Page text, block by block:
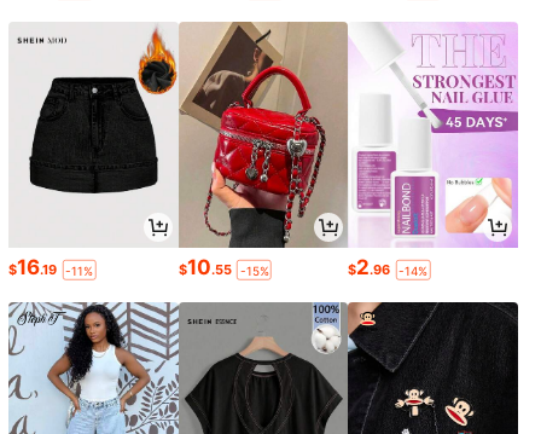
$16.19 -11% $10.55 -15% $2.96 -14%